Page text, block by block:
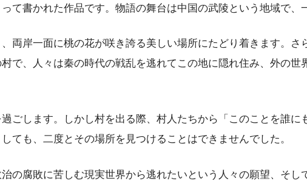
て書かれた作品です。物語の舞台は中国の武陵という地域で、
両岸一面に桃の花が咲き誇る美しい場所にたどり着きます。
で、人々は秦の時代の戦乱を逃れてこの地に隠れ住み、外の
ごします。しかし村を出る際、村人たちから「このことを誰
ても、二度とその場所を見つけることはできませんでした。
の腐敗に苦しむ現実世界から逃れたいという人々の願望、そ